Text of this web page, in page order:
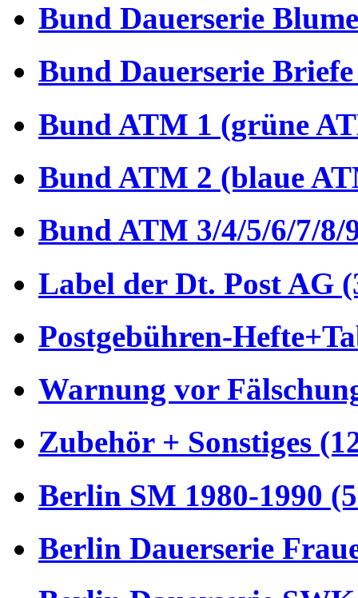
Bund Dauerserie
Bund Dauerserie
Bund ATM 1 (grüne
Bund ATM 2 (blaue
Bund ATM 3/4/5/6/7/8/
Label der Dt. Post AG
Postgebühren-
Warnung vor
Zubehör + Sonstiges
Berlin SM 1980-1990
Berlin Dauerserie